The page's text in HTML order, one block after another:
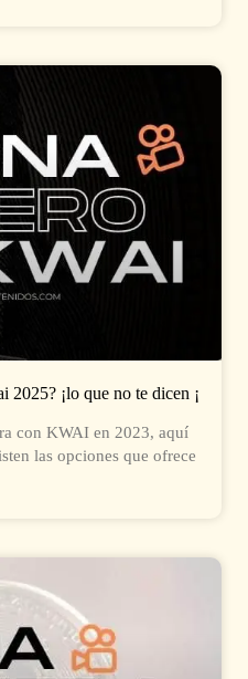
2025? ¡lo que no te dicen ¡
con KWAI en 2023, aquí
las opciones que ofrece